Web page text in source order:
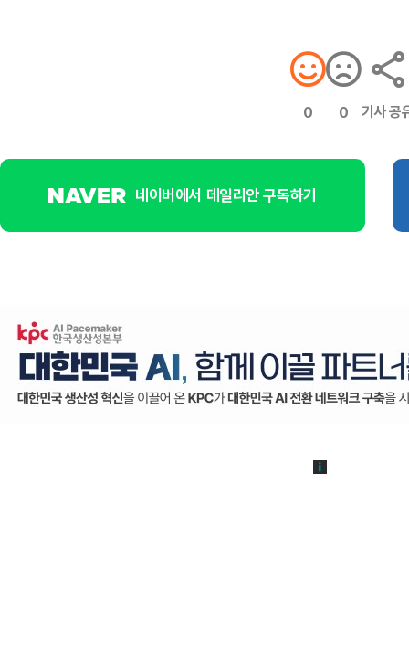
0 0 기사 공
네이버에서 데일리안 구독하기